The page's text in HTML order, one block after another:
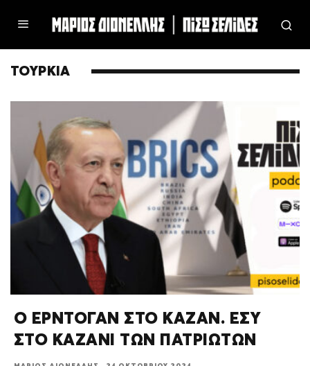
ΤΟΥΡΚΙΑ
Ο ΕΡΝΤΟΓΑΝ ΣΤΟ ΚΑΖΑΝ. ΕΣΥ
ΣΤΟ ΚΑΖΑΝΙ ΤΩΝ ΠΑΤΡΙΩΤΩΝ